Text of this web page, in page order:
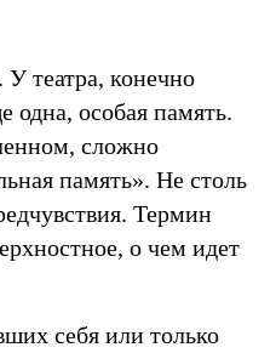
театра, конечно
одна, особая память.
сложно
память». Не столь
Термин
о чем идет
себя или только